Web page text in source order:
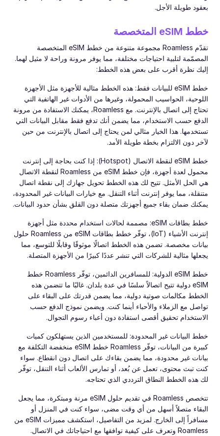
بعقود طويلة الأجل.
خطط eSIM المتخصصة
تقدّم Roamless مجموعة متنوعة من خطط eSIM المتخصصة
المصمّمة لتلبية احتياجات مختلفة، مما يوفر مرونة وراحة لا مثيل لهما.
إليك نظرة أقرب على بعض هذه الخطط:
خطط eSIM للبيانات فقط: هذه الخطط مثالية للأجهزة مثل الأجهزة
اللوحية، الحواسيب المحمولة، وغيرها من الأدوات غير الهاتفية التي
تحتاج إلى اتصال بالإنترنت. مع Roamless، يمكنك الاستفادة من مرونة
الدفع حسب الاستخدام، مما يضمن أنك تدفع فقط مقابل البيانات التي
تستخدمها. هذا الخيار مثالي لمن يحتاج إلى اتصال بالإنترنت من حين
لآخر دون الالتزام بخطة طويلة الأمد.
خطط eSIM لنقطة الاتصال (Hotspot): إذا كنت بحاجة إلى إنترنت
محمول لعدة أجهزة، فإن خطط eSIM من Roamless لنقطة الاتصال
هي الحل الأمثل. تتيح لك هذه الخطط تحويل جهازك إلى نقطة اتصال
متنقلة، مما يوفر إنترنت أثناء التنقل. مع خيارات البيانات غير المحدودة،
يمكنك ضمان بقاء جميع أجهزتك متصلة دون القلق بشأن حدود البيانات.
خطط بطاقات eSIM: مصممة لحالات استخدام محددة مثل أجهزة
إنترنت الأشياء (IoT)، توفّر خطط بطاقات eSIM من Roamless حلول
بيانات مخصصة. تضمن هذه الخطط اتصالًا موثوقًا وقابلًا للتوسع، مما
يجعلها مثالية للشركات التي تنشر عددًا كبيرًا من الأجهزة المتصلة.
خطط eSIM الدولية: للمسافرين الدائمين، توفّر Roamless خطط
eSIM دولية تتيح اتصالاً سلسًا في عدة بلدان. غالبًا ما تتضمن هذه
الخطط مكالمات صوتية دولية، مما يضمن قدرتك على البقاء على
تواصل مع الزملاء والأحباء أينما كنت. ويضمن نموذج الدفع حسب
الاستخدام تحقيق أقصى استفادة دون أعباء رسوم التجوال.
خطط البيانات غير المحدودة: للمستخدمين الذين يستهلكون كميات
كبيرة من البيانات، توفّر Roamless خطط eSIM منخفضة التكلفة مع
بيانات غير محدودة، مما يضمن بقاءك على اتصال دون انقطاع. سواء
كنت تبث محتوى، تعمل عن بُعد، أو تمارس الألعاب أثناء التنقل، توفّر
لك هذه الخطط النطاق الترددي الذي تحتاجه.
تتخصص Roamless في تقديم حلول eSIM مرنة ومبتكرة، مما يجعل
البقاء متصلاً أسهل من أي وقت مضى، سواء كنت في المنزل أو
مسافراً إلى الخارج. لمزيد من التفاصيل، استكشف مميزات eSIM من
Roamless وتعرف على كيفية توافقها مع احتياجاتك في الاتصال.